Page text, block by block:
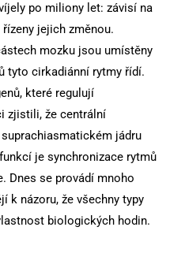
po miliony let: závisí na
jejich změnou.
mozku jsou umístěny
tyto cirkadiánní rytmy řídí.
které regulují
zjistili, že centrální
jádru
je synchronizace rytmů
Dnes se provádí mnoho
k názoru, že všechny typy
biologických hodin.